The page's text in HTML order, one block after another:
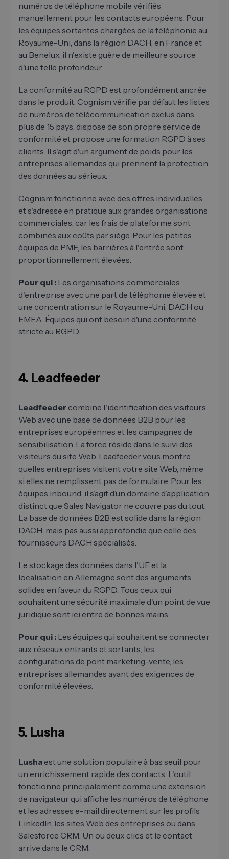
numéros de téléphone mobile vérifiés
manuellement pour les contacts européens. Pour
les équipes sortantes chargées de la téléphonie au
Royaume-Uni, dans la région DACH, en France et
au Benelux, il n'existe guère de meilleure source
d'une telle profondeur.
La conformité au RGPD est profondément ancrée
dans le produit. Cognism vérifie par défaut les listes
de numéros de télécommunication exclus dans
plus de 15 pays, dispose de son propre service de
conformité et propose une formation RGPD à ses
clients. Il s'agit d'un argument de poids pour les
entreprises allemandes qui prennent la protection
des données au sérieux.
Cognism fonctionne avec des offres individuelles
et s'adresse en pratique aux grandes organisations
commerciales, car les frais de plateforme sont
combinés aux coûts par siège. Pour les petites
équipes de PME, les barrières à l'entrée sont
proportionnellement élevées.
Pour qui : Les organisations commerciales
d'entreprise avec une part de téléphonie élevée et
une concentration sur le Royaume-Uni, DACH ou
EMEA. Équipes qui ont besoin d'une conformité
stricte au RGPD.
4. Leadfeeder
Leadfeeder combine l'identification des visiteurs
Web avec une base de données B2B pour les
entreprises européennes et les campagnes de
sensibilisation. La force réside dans le suivi des
visiteurs du site Web. Leadfeeder vous montre
quelles entreprises visitent votre site Web, même
si elles ne remplissent pas de formulaire. Pour les
équipes inbound, il s’agit d’un domaine d’application
distinct que Sales Navigator ne couvre pas du tout.
La base de données B2B est solide dans la région
DACH, mais pas aussi approfondie que celle des
fournisseurs DACH spécialisés.
Le stockage des données dans l'UE et la
localisation en Allemagne sont des arguments
solides en faveur du RGPD. Tous ceux qui
souhaitent une sécurité maximale d'un point de vue
juridique sont ici entre de bonnes mains.
Pour qui : Les équipes qui souhaitent se connecter
aux réseaux entrants et sortants, les
configurations de pont marketing-vente, les
entreprises allemandes ayant des exigences de
conformité élevées.
5. Lusha
Lusha est une solution populaire à bas seuil pour
un enrichissement rapide des contacts. L'outil
fonctionne principalement comme une extension
de navigateur qui affiche les numéros de téléphone
et les adresses e-mail directement sur les profils
LinkedIn, les sites Web des entreprises ou dans
Salesforce CRM. Un ou deux clics et le contact
arrive dans le CRM.